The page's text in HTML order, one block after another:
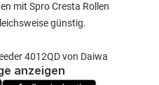
mit Spro Cresta Rollen
günstig.
4012QD von Daiwa
anzeigen